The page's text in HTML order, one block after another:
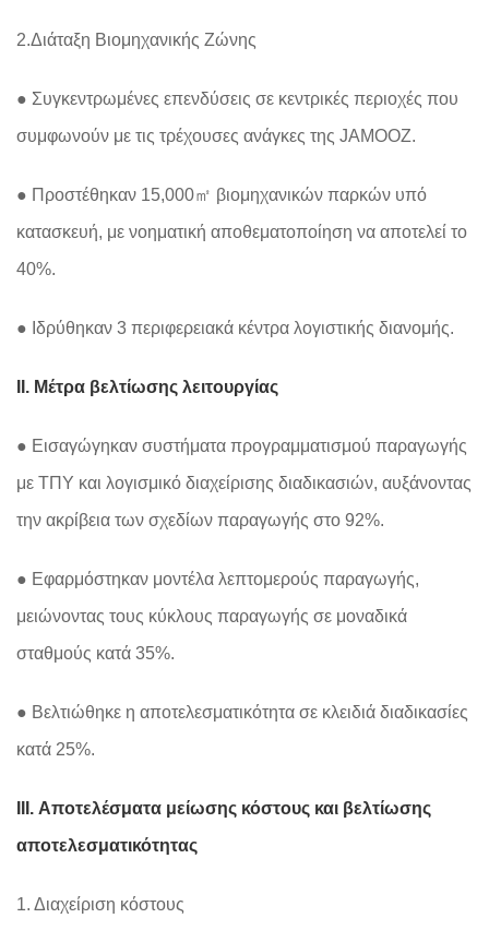
2.Διάταξη Βιομηχανικής Ζώνης
● Συγκεντρωμένες επενδύσεις σε κεντρικές περιοχές που
συμφωνούν με τις τρέχουσες ανάγκες της JAMOOZ.
● Προστέθηκαν 15,000㎡ βιομηχανικών παρκών υπό
κατασκευή, με νοηματική αποθεματοποίηση να αποτελεί το
40%.
● Ιδρύθηκαν 3 περιφερειακά κέντρα λογιστικής διανομής.
II. Μέτρα βελτίωσης λειτουργίας
● Εισαγώγηκαν συστήματα προγραμματισμού παραγωγής
με ΤΠΥ και λογισμικό διαχείρισης διαδικασιών, αυξάνοντας
την ακρίβεια των σχεδίων παραγωγής στο 92%.
● Εφαρμόστηκαν μοντέλα λεπτομερούς παραγωγής,
μειώνοντας τους κύκλους παραγωγής σε μοναδικά
σταθμούς κατά 35%.
● Βελτιώθηκε η αποτελεσματικότητα σε κλειδιά διαδικασίες
κατά 25%.
III. Αποτελέσματα μείωσης κόστους και βελτίωσης
αποτελεσματικότητας
1. Διαχείριση κόστους